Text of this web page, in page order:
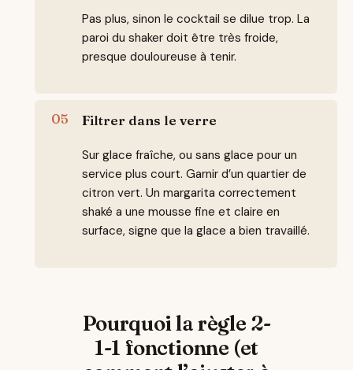
Pas plus, sinon le cocktail se dilue trop. La
paroi du shaker doit être très froide,
presque douloureuse à tenir.
Filtrer dans le verre
Sur glace fraîche, ou sans glace pour un
service plus court. Garnir d’un quartier de
citron vert. Un margarita correctement
shaké a une mousse fine et claire en
surface, signe que la glace a bien travaillé.
Pourquoi la règle 2-
1-1 fonctionne (et